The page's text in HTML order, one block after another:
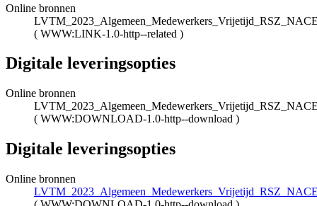
Online bronnen
( WWW:LINK-1.0-http--related )
Digitale leveringsopties
Online bronnen
( WWW:DOWNLOAD-1.0-http--download )
Digitale leveringsopties
Online bronnen